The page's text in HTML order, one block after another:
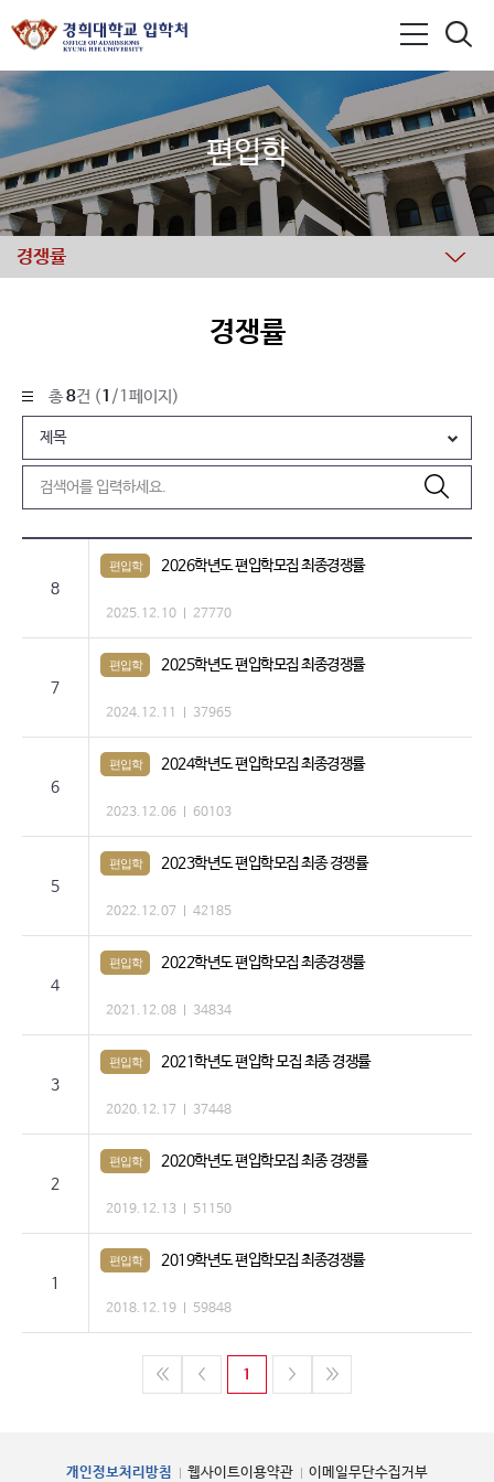
편입학
경쟁률
경쟁률
총8건 (1 /1페이지)
8
편입학 2026학년도 편입학모집 최종경쟁률
2025.12.10 27770
7
편입학 2025학년도 편입학모집 최종경쟁률
2024.12.11 37965
6
편입학 2024학년도 편입학모집 최종경쟁률
2023.12.06 60103
5
편입학 2023학년도 편입학모집 최종 경쟁률
2022.12.07 42185
4
편입학 2022학년도 편입학모집 최종경쟁률
2021.12.08 34834
3
편입학 2021학년도 편입학 모집 최종 경쟁률
2020.12.17 37448
2
편입학 2020학년도 편입학모집 최종 경쟁률
2019.12.13 51150
1
편입학 2019학년도 편입학모집 최종경쟁률
2018.12.19 59848
1
개인정보처리방침 웹사이트이용약관 이메일무단수집거부